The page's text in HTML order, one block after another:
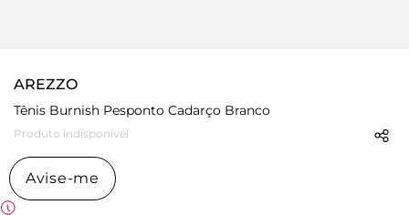
AREZZO
Tênis Burnish Pesponto Cadarço Branco
Produto indisponível
Avise-me